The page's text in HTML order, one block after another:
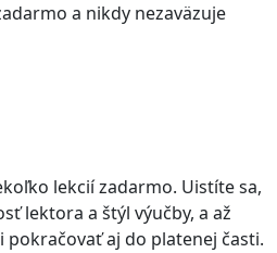
a nikdy nezaväzuje
lekcií zadarmo. Uistíte sa,
lektora a štýl výučby, a až
aj do platenej časti.